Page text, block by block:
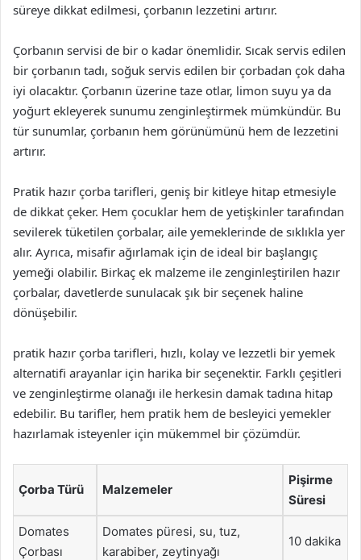
süreye dikkat edilmesi, çorbanın lezzetini artırır.
Çorbanın servisi de bir o kadar önemlidir. Sıcak servis edilen
bir çorbanın tadı, soğuk servis edilen bir çorbadan çok daha
iyi olacaktır. Çorbanın üzerine taze otlar, limon suyu ya da
yoğurt ekleyerek sunumu zenginleştirmek mümkündür. Bu
tür sunumlar, çorbanın hem görünümünü hem de lezzetini
artırır.
Pratik hazır çorba tarifleri, geniş bir kitleye hitap etmesiyle
de dikkat çeker. Hem çocuklar hem de yetişkinler tarafından
sevilerek tüketilen çorbalar, aile yemeklerinde de sıklıkla yer
alır. Ayrıca, misafir ağırlamak için de ideal bir başlangıç
yemeği olabilir. Birkaç ek malzeme ile zenginleştirilen hazır
çorbalar, davetlerde sunulacak şık bir seçenek haline
dönüşebilir.
pratik hazır çorba tarifleri, hızlı, kolay ve lezzetli bir yemek
alternatifi arayanlar için harika bir seçenektir. Farklı çeşitleri
ve zenginleştirme olanağı ile herkesin damak tadına hitap
edebilir. Bu tarifler, hem pratik hem de besleyici yemekler
hazırlamak isteyenler için mükemmel bir çözümdür.
Çorba Türü Malzemeler
Pişirme
Süresi
Domates
Çorbası
Domates püresi, su, tuz,
karabiber, zeytinyağı
10 dakika